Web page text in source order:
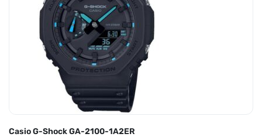
Casio G-Shock GA-2100-1A2ER